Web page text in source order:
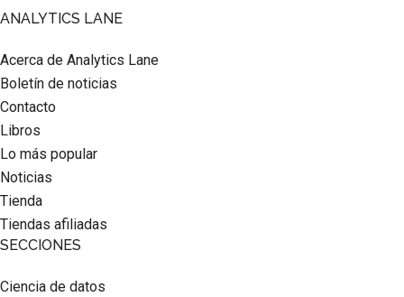
Footer
ANALYTICS LANE
Acerca de Analytics Lane
Boletín de noticias
Contacto
Libros
Lo más popular
Noticias
Tienda
Tiendas afiliadas
SECCIONES
Ciencia de datos